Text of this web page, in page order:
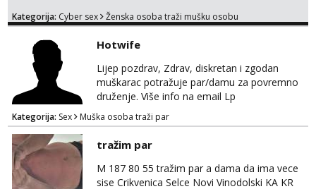
poslije kada se bolje znamo i videopoziv i
Idealno ne nešto jednokratno već
dogovoreno i na dulje vrijeme. Malo jesam
sramežljiva ali potrudit ću se da budeš
zadovoljan i da imaš nekog za svakodn...
Kategorija: Cyber sex Ženska osoba traži mušku osobu
Hotwife
Lijep pozdrav, Zdrav, diskretan i zgodan
muškarac potražuje par/damu za povremno
druženje. Više info na email Lp
Kategorija: Sex Muška osoba traži par
tražim par
M 187 80 55 tražim par a dama da ima vece
sise Crikvenica Selce Novi Vinodolski KA KR